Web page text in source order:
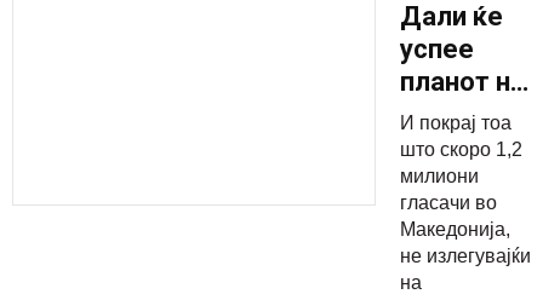
Дали ќе
успее
планот на
Заев
преку 80
пратеници
да ја
изигра
волјата на
И покрај тоа
што скоро 1,2
милиони
гласачи во
Македонија,
не излегувајќи
на